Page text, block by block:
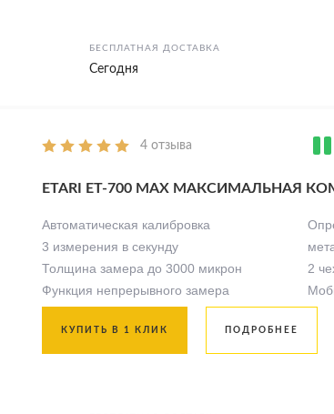
БЕСПЛАТНАЯ ДОСТАВКА
Сегодня
4 отзыва
ETARI ET-700 MAX МАКСИМАЛЬНАЯ
Автоматическая калибровка
3 измерения в секунду
Толщина замера до 3000 микрон
Функция непрерывного замера
2
КУПИТЬ В 1 КЛИК ПОДРОБНЕЕ